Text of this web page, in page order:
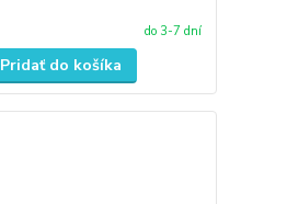
do 3-7 dní
Pridať do košíka